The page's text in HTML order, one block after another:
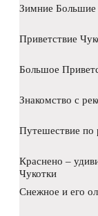
Зимние Большие
Приветствие
Большое
Знакомство с
Путешествие по
Краснено –
Чукотки
Снежное и его